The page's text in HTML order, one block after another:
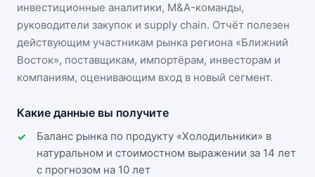
инвестиционные аналитики, M&A-команды,
руководители закупок и supply chain. Отчёт полезен
действующим участникам рынка региона «Ближний
Восток», поставщикам, импортёрам, инвесторам и
компаниям, оценивающим вход в новый сегмент.
Какие данные вы получите
Баланс рынка по продукту «Холодильники» в
натуральном и стоимостном выражении за 14 лет
с прогнозом на 10 лет